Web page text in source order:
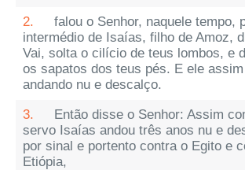
2.
falou o Senhor, naquele tempo,
intermédio de Isaías, filho de Amoz,
Vai, solta o cilício de teus lombos, e
os sapatos dos teus pés. E ele
andando nu e descalço.
3.
Então disse o Senhor: Assim
servo Isaías andou três anos nu e
por sinal e portento contra o Egito e
Etiópia,